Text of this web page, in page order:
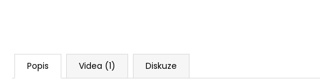
Popis Videa (1) Diskuze